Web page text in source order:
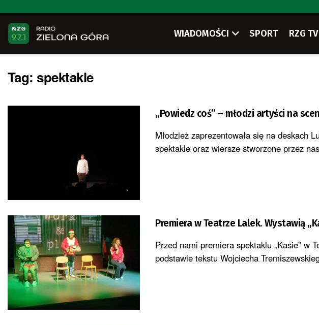
WIADOMOŚCI SPORT RZG TV
Tag:spektakle
„Powiedz coś” – młodzi artyści na
Młodzież zaprezentowała się na deskach
spektakle oraz wiersze stworzone przez
Premiera w Teatrze Lalek. Wystawią
Przed nami premiera spektaklu „Kasie” w
podstawie tekstu Wojciecha